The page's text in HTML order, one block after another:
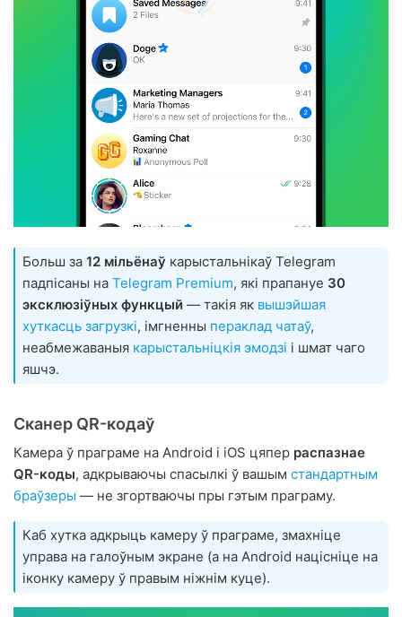
Больш за 12 мільёнаў карыстальнікаў Telegram
падпісаны на Telegram Premium, які прапануе 30
эксклюзіўных функцый — такія як вышэйшая
хуткасць загрузкі, імгненны пераклад чатаў,
неабмежаваныя карыстальніцкія эмодзі і шмат чаго
яшчэ.
Сканер QR-кодаў
Камера ў праграме на Android і iOS цяпер распазнае
QR-коды, адкрываючы спасылкі ў вашым стандартным
браўзеры — не згортваючы пры гэтым праграму.
Каб хутка адкрыць камеру ў праграме, змахніце
управа на галоўным экране (а на Android націсніце на
іконку камеру ў правым ніжнім куце).